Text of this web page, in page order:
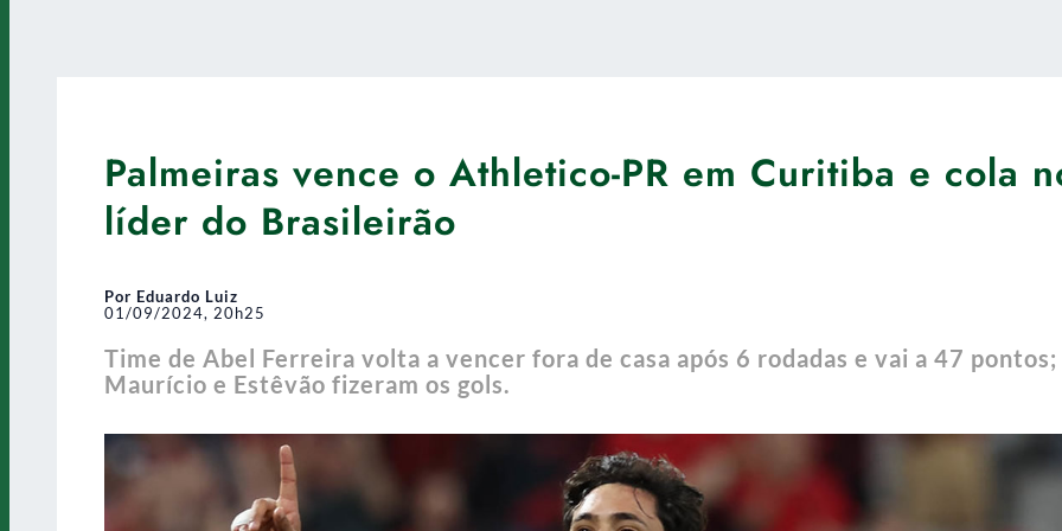
Palmeiras vence o Athletico-PR em Curitiba e cola
líder do Brasileirão
Por Eduardo Luiz
01/09/2024, 20h25
Time de Abel Ferreira volta a vencer fora de casa após 6 rodadas e vai a 47 pontos;
Maurício e Estêvão fizeram os gols.